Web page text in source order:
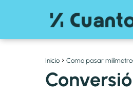
Inicio Como pasar